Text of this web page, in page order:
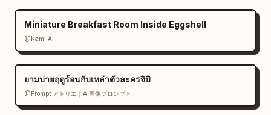
Miniature Breakfast Room Inside Eggshell
@Kami AI
ยามบ่ายฤดูร้อนกับเหล่าตัวละครจิบิ
@Prompt アトリエ｜AI画像プロンプト